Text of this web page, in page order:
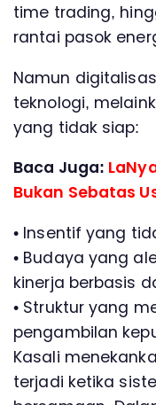
time trading,
rantai pasok
Namun
teknologi,
yang tidak siap:
Baca Juga:
Bukan Sebatas
• Insentif yang
• Budaya yang
kinerja berbasis
• Struktur yang
pengambilan
Kasali
terjadi ketika